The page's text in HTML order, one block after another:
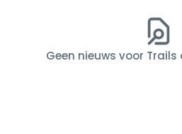
Geen nieuws voor